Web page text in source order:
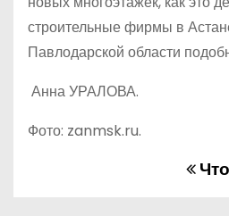
строительные фирмы в
Павлодарской области
Анна УРАЛОВА.
Фото: zanmsk.ru.